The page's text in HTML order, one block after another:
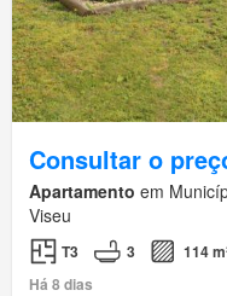
Consultar o
Apartamento em
Viseu
T3 3
114
Há 8 dias